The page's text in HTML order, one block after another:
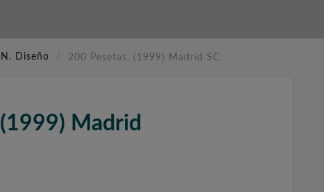
Diseño 200 Pesetas. (1999) Madrid SC
Madrid